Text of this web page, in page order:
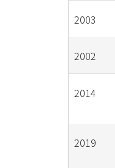
2003
2002
2014
2019